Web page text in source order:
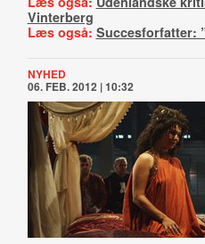
Vinterberg
Læs også: Succesforfatter:
NYHED
06. FEB. 2012 | 10:32